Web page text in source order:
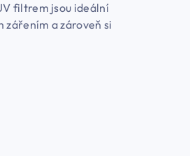
filtrem jsou ideální
a zároveň si